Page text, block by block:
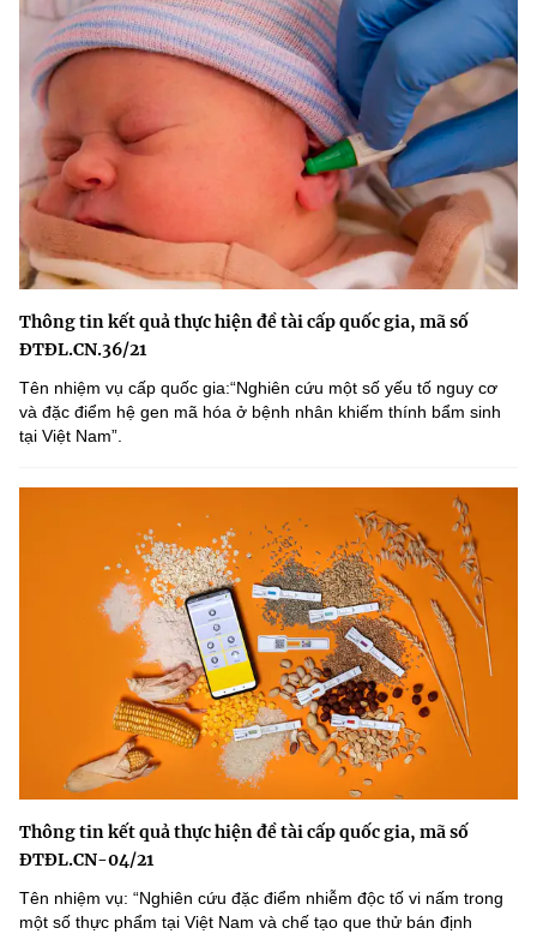
Thông tin kết quả thực hiện đề tài cấp quốc gia, mã số
ĐTĐL.CN.36/21
Tên nhiệm vụ cấp quốc gia:“Nghiên cứu một số yếu tố nguy cơ
và đặc điểm hệ gen mã hóa ở bệnh nhân khiếm thính bẩm sinh
tại Việt Nam”.
Thông tin kết quả thực hiện đề tài cấp quốc gia, mã số
ĐTĐL.CN-04/21
Tên nhiệm vụ: “Nghiên cứu đặc điểm nhiễm độc tố vi nấm trong
một số thực phẩm tại Việt Nam và chế tạo que thử bán định